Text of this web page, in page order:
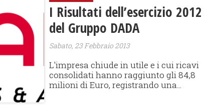
I Risultati dell’esercizio 2012
del Gruppo DADA
Sabato, 23 Febbraio 2013
L'impresa chiude in utile e i cui ricavi
consolidati hanno raggiunto gli 84,8
milioni di Euro, registrando una...